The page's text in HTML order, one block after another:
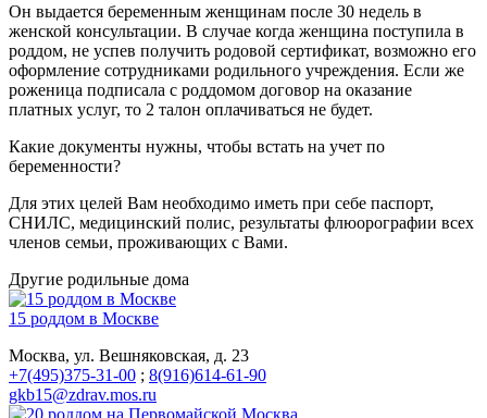
Он выдается беременным женщинам после 30 недель в
женской консультации. В случае когда женщина поступила в
роддом, не успев получить родовой сертификат, возможно его
оформление сотрудниками родильного учреждения. Если же
роженица подписала с роддомом договор на оказание
платных услуг, то 2 талон оплачиваться не будет.
Какие документы нужны, чтобы встать на учет по
беременности?
Для этих целей Вам необходимо иметь при себе паспорт,
СНИЛС, медицинский полис, результаты флюорографии всех
членов семьи, проживающих с Вами.
Другие родильные дома
15 роддом в Москве
Москва, ул. Вешняковская, д. 23
+7(495)375-31-00 ; 8(916)614-61-90
gkb15@zdrav.mos.ru